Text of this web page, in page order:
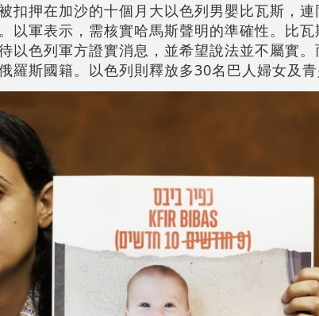
扣押在加沙的十個月大以色列男嬰比瓦斯，
以軍表示，需核實哈馬斯聲明的準確性。比瓦
以色列軍方證實消息，並希望說法並不屬實。
羅斯國籍。以色列則釋放多30名巴人婦女及青